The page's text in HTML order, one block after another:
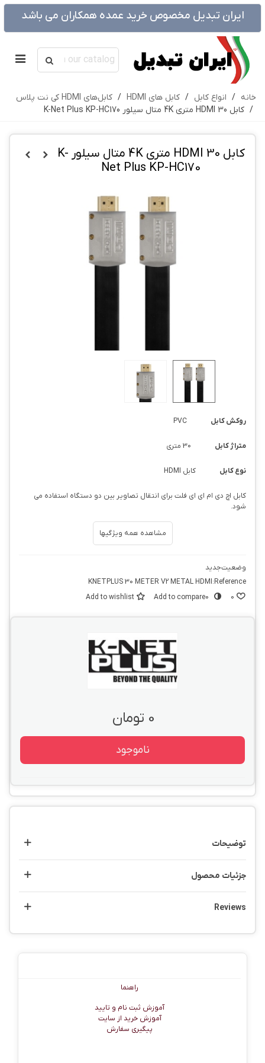
ایران تبدیل مخصوص خرید عمده همکاران می باشد
خانه / انواع کابل / کابل های HDMI / کابل‌های HDMI کی نت پلاس
/ کابل HDMI 30 متری 4K متال سیلور K-Net Plus KP-HC170
کابل HDMI 30 متری 4K متال سیلور K-
Net Plus KP-HC170
روکش کابل PVC
متراژ کابل 30 متری
نوع کابل کابل HDMI
کابل اچ دی ام ای ای فلت برای انتقال تصاویر بین دو دستگاه استفاده می
شود.
مشاهده همه ویژگیها
وضعیتجدید
Reference:
KNETPLUS 30 METER V2 METAL HDMI
0
Add to compare0
Add to wishlist
0 تومان
ناموجود
توضیحات
جزئیات محصول
Reviews
راهنما
آموزش ثبت نام و تایید
آموزش خرید از سایت
پیگیری سفارش